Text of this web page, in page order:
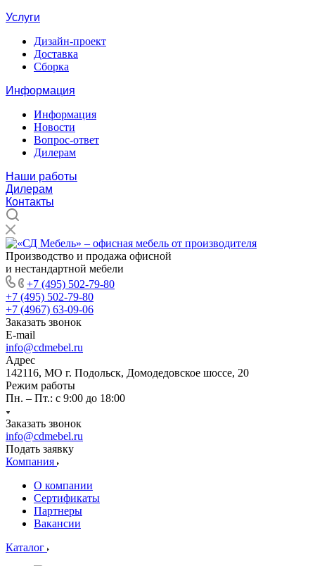
Услуги
Дизайн-проект
Доставка
Сборка
Информация
Информация
Новости
Вопрос-ответ
Дилерам
Наши работы
Дилерам
Контакты
Производство и продажа офисной
и нестандартной мебели
+7 (495) 502-79-80
+7 (495) 502-79-80
+7 (4967) 63-09-06
Заказать звонок
E-mail
info@cdmebel.ru
Адрес
142116, МО г. Подольск, Домодедовское шоссе, 20
Режим работы
Пн. – Пт.: с 9:00 до 18:00
Заказать звонок
info@cdmebel.ru
Подать заявку
Компания
О компании
Сертификаты
Партнеры
Вакансии
Каталог